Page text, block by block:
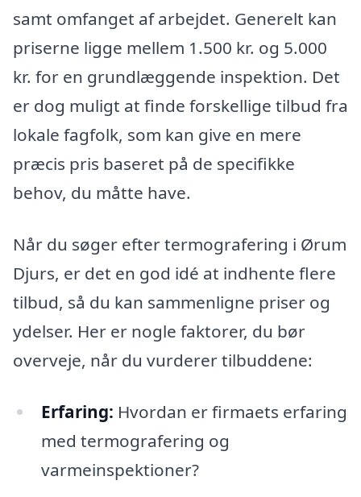
samt omfanget af arbejdet. Generelt kan
priserne ligge mellem 1.500 kr. og 5.000
kr. for en grundlæggende inspektion. Det
er dog muligt at finde forskellige tilbud fra
lokale fagfolk, som kan give en mere
præcis pris baseret på de specifikke
behov, du måtte have.
Når du søger efter termografering i Ørum
Djurs, er det en god idé at indhente flere
tilbud, så du kan sammenligne priser og
ydelser. Her er nogle faktorer, du bør
overveje, når du vurderer tilbuddene:
Erfaring: Hvordan er firmaets erfaring
med termografering og
varmeinspektioner?